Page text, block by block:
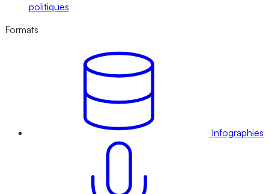
politiques
Formats
Infographies